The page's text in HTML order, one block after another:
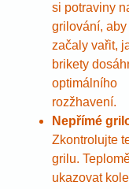
si potraviny
grilování, aby
začaly vařit,
brikety
optimálního
rozžhavení.
Nepřímé
Zkontrolujte
grilu.
ukazovat